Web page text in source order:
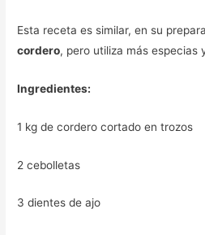
Esta receta es similar, en su
cordero, pero utiliza más especias
Ingredientes:
1 kg de cordero cortado en trozos
2 cebolletas
3 dientes de ajo